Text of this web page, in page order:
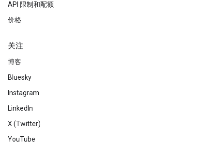
API 限制和配额
价格
关注
博客
Bluesky
Instagram
LinkedIn
X (Twitter)
YouTube